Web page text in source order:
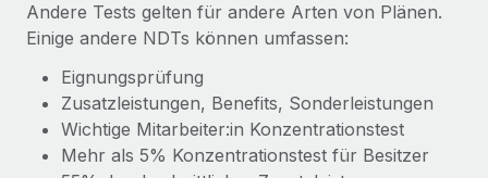
Andere Tests gelten für andere Arten von Plänen.
Einige andere NDTs können umfassen:
Eignungsprüfung
Zusatzleistungen, Benefits, Sonderleistungen
Wichtige Mitarbeiter:in Konzentrationstest
Mehr als 5% Konzentrationstest für Besitzer